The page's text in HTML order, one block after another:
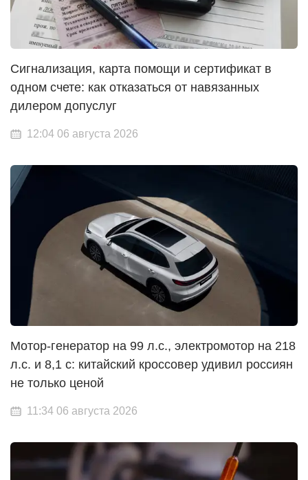
Сигнализация, карта помощи и сертификат в
одном счете: как отказаться от навязанных
дилером допуслуг
12:04 06 августа 2026
Мотор-генератор на 99 л.с., электромотор на 218
л.с. и 8,1 с: китайский кроссовер удивил россиян
не только ценой
11:34 06 августа 2026